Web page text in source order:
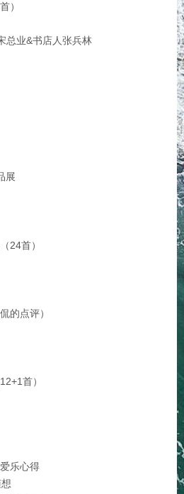
）
总业&书店人张兵林
展
24首）
的点评）
首）
乐心得